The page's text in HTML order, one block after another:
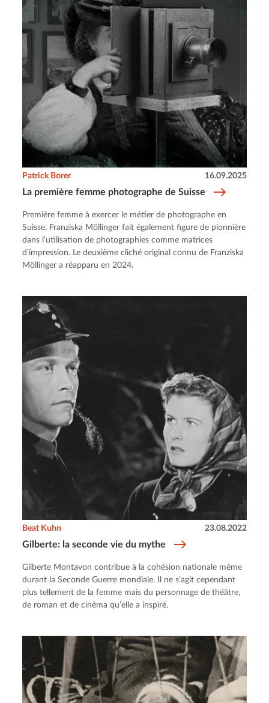
La première femme photographe de Suisse
Patrick Borer 16.09.2025
Première femme à exercer le métier de photographe en
Suisse, Franziska Möllinger fait également figure de pionnière
dans l’utilisation de photographies comme matrices
d’impression. Le deuxième cliché original connu de Franziska
Möllinger a réapparu en 2024.
Gilberte: la seconde vie du mythe
Beat Kuhn 23.08.2022
Gilberte Montavon contribue à la cohésion nationale même
durant la Seconde Guerre mondiale. Il ne s’agit cependant
plus tellement de la femme mais du personnage de théâtre,
de roman et de cinéma qu’elle a inspiré.